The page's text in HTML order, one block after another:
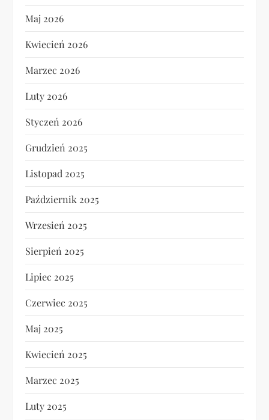
Maj 2026
Kwiecień 2026
Marzec 2026
Luty 2026
Styczeń 2026
Grudzień 2025
Listopad 2025
Październik 2025
Wrzesień 2025
Sierpień 2025
Lipiec 2025
Czerwiec 2025
Maj 2025
Kwiecień 2025
Marzec 2025
Luty 2025